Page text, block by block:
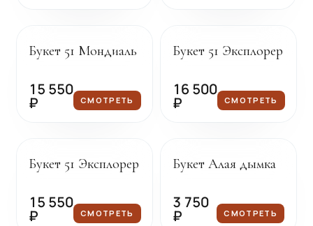
Букет 51 Мондиаль
15 550
₽ СМОТРЕТЬ
Букет 51 Эксплорер
16 500
₽ СМОТРЕТЬ
Букет 51 Эксплорер
15 550
₽ СМОТРЕТЬ
Букет Алая дымка
3 750
₽ СМОТРЕТЬ